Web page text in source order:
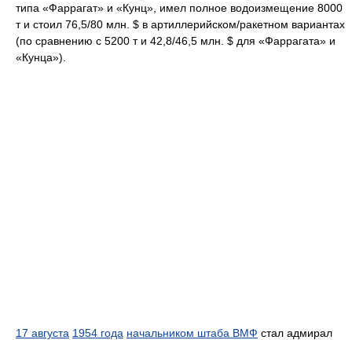
типа «Фаррагат» и «Кунц», имел полное водоизмещение 8000
т и стоил 76,5/80 млн. $ в артиллерийском/ракетном вариантах
(по сравнению с 5200 т и 42,8/46,5 млн. $ для «Фаррагата» и
«Кунца»).
17 августа 1954 года начальником штаба ВМФ стал адмирал